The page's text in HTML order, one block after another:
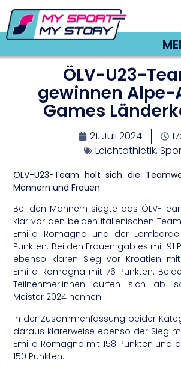
ÖLV-U23-
gewinnen
Games
21. Juli 2024
Leichtathletik,
ÖLV-U23-Team holt sich die
Männern und Frauen
Bei den Männern siegte das ÖLV-
klar vor den beiden italienischen
Emilia Romagna und der
Punkten. Bei den Frauen gab es mit 91
ebenso klaren Sieg vor Kroatien
Emilia Romagna mit 76 Punkten.
Teilnehmer:innen dürfen sich ab
Meister 2024 nennen.
In der Zusammenfassung beider
daraus klarerweise ebenso der Sieg
Emilia Romagna mit 158 Punkten und
150 Punkten.